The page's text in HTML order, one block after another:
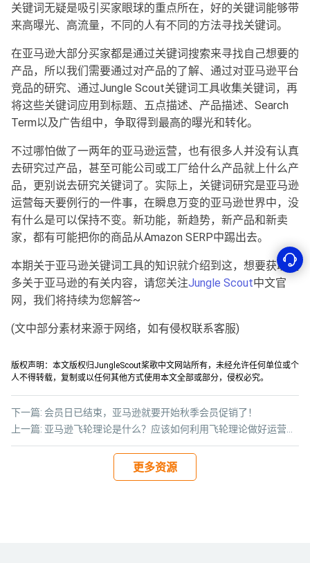
关键词无疑是吸引买家眼球的重点所在，好的关键词能够带
来高曝光、高流量，不同的人有不同的方法寻找关键词。
在亚马逊大部分买家都是通过关键词搜索来寻找自己想要的
产品，所以我们需要通过对产品的了解、通过对亚马逊平台
竞品的研究、通过Jungle Scout关键词工具收集关键词，再
将这些关键词应用到标题、五点描述、产品描述、Search
Term以及广告组中，争取得到最高的曝光和转化。
不过哪怕做了一两年的亚马逊运营，也有很多人并没有认真
去研究过产品，甚至可能公司或工厂给什么产品就上什么产
品，更别说去研究关键词了。实际上，关键词研究是亚马逊
运营每天要例行的一件事，在瞬息万变的亚马逊世界中，没
有什么是可以保持不变。新功能，新趋势，新产品和新卖
家，都有可能把你的商品从Amazon SERP中踢出去。
本期关于亚马逊关键词工具的知识就介绍到这，想要获取更
多关于亚马逊的有关内容，请您关注Jungle Scout中文官
网，我们将持续为您解答~
(文中部分素材来源于网络，如有侵权联系客服)
版权声明：本文版权归JungleScout桨歌中文网站所有，未经允许任何单位或个
人不得转载，复制或以任何其他方式使用本文全部或部分，侵权必究。
上一篇: 亚马逊飞轮理论是什么？应该如何利用飞轮理论做好运营和决策呢？
下一篇: 会员日已结束，亚马逊就要开始秋季会员促销了！
更多资源